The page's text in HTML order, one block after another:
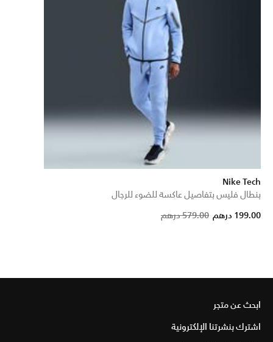
Nike Tech
بنطال فليس بتفاصيل عاكسة للضوء للرجال
Price reduced from579.00 درهم to 199.00 درهم
ابحث عن متجر
اشترك بنشرتنا الإلكترونية